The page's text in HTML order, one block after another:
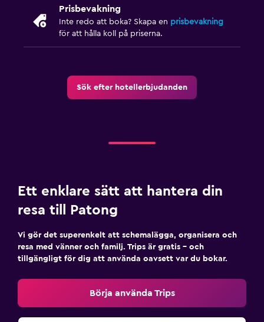
Prisbevakning
Inte redo att boka? Skapa en prisbevakning
för att hålla koll på priserna.
Sök efter hotellerbjudanden
Ett enklare sätt att hantera din
resa till Patong
Vi gör det superenkelt att schemalägga, organisera och
resa med vänner och familj. Trips är gratis – och
tillgängligt för dig att använda oavsett var du bokar.
Börja använda Trips